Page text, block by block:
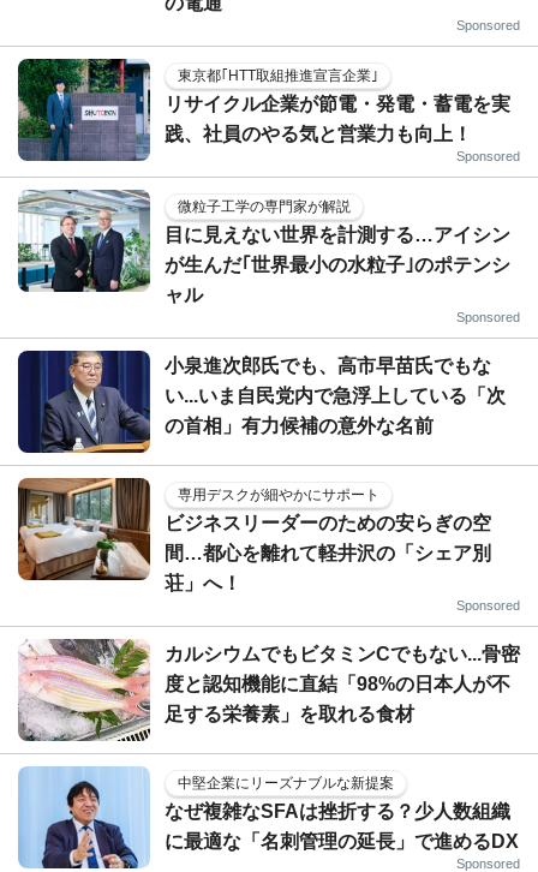
Sponsored
東京都｢HTT取組推進宣言企業｣
リサイクル企業が節電・発電・蓄電を実
践、社員のやる気と営業力も向上！
Sponsored
微粒子工学の専門家が解説
目に見えない世界を計測する…アイシン
が生んだ｢世界最小の水粒子｣のポテンシ
ャル
Sponsored
小泉進次郎氏でも、高市早苗氏でもな
い...いま自民党内で急浮上している「次
の首相」有力候補の意外な名前
専用デスクが細やかにサポート
ビジネスリーダーのための安らぎの空
間…都心を離れて軽井沢の「シェア別
荘」へ！
Sponsored
カルシウムでもビタミンCでもない...骨密
度と認知機能に直結「98%の日本人が不
足する栄養素」を取れる食材
中堅企業にリーズナブルな新提案
なぜ複雑なSFAは挫折する？少人数組織
に最適な「名刺管理の延長」で進めるDX
Sponsored